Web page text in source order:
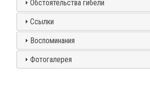
Обстоятельства гибели
Ссылки
Воспоминания
Фотогалерея